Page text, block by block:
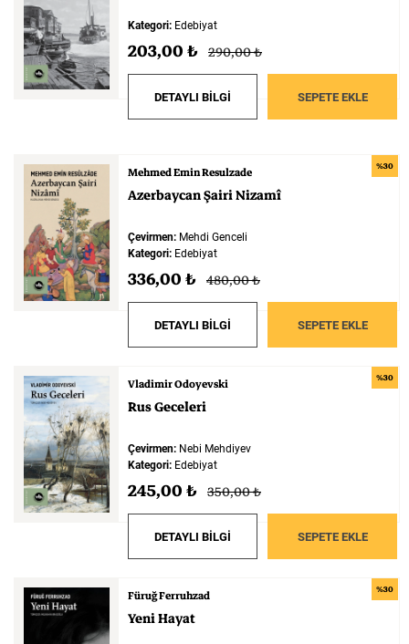
Kategori: Edebiyat
203,00 ₺ 290,00 ₺
DETAYLI BİLGİ SEPETE EKLE
%30
Mehmed Emin Resulzade
AzerbaycanŞairiNizamî
Çevirmen: Mehdi Genceli
Kategori: Edebiyat
336,00 ₺ 480,00 ₺
DETAYLI BİLGİ SEPETE EKLE
%30
Vladimir Odoyevski
RusGeceleri
Çevirmen: Nebi Mehdiyev
Kategori: Edebiyat
245,00 ₺ 350,00 ₺
DETAYLI BİLGİ SEPETE EKLE
%30
Füruğ Ferruhzad
YeniHayat